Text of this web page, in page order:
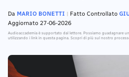
Da MARIO BONETTI Fatto Controllato
Aggiornato 27-06-2026
Audioaccademia è supportato dal lettore. Possiamo guadagnare
utilizzando i link in questa pagina. Scopri di più sul nostro